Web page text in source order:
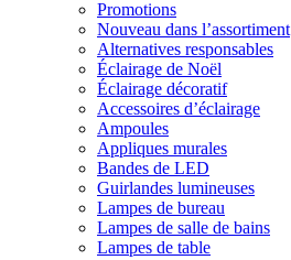
Promotions
Nouveau dans l’assortiment
Alternatives responsables
Éclairage de Noël
Éclairage décoratif
Accessoires d’éclairage
Ampoules
Appliques murales
Bandes de LED
Guirlandes lumineuses
Lampes de bureau
Lampes de salle de bains
Lampes de table